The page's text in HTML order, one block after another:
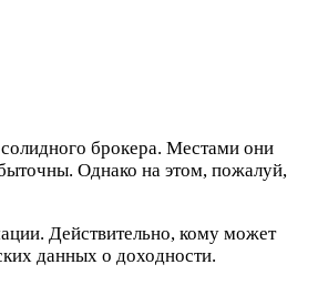
брокера. Местами они
Однако на этом, пожалуй,
Действительно, кому может
данных о доходности.